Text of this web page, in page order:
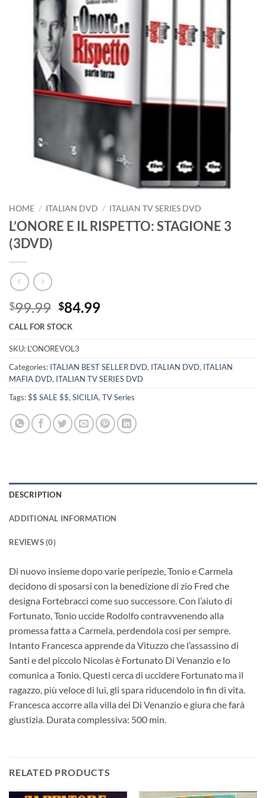
HOME / ITALIAN DVD / ITALIAN TV SERIES DVD
L’ONORE E IL RISPETTO: STAGIONE 3
(3DVD)
$99.99 Original
price
was:
$99.99.
$84.99Current
is:
CALL FOR STOCK
SKU: L'ONOREVOL3
Categories: ITALIAN BEST SELLER DVD, ITALIAN DVD, ITALIAN
MAFIA DVD, ITALIAN TV SERIES DVD
Tags:$$ SALE $$, SICILIA, TV Series
DESCRIPTION
ADDITIONAL INFORMATION
REVIEWS (0)
Di nuovo insieme dopo varie peripezie, Tonio e Carmela
decidono di sposarsi con la benedizione di zio Fred che
designa Fortebracci come suo successore. Con l’aiuto di
Fortunato, Tonio uccide Rodolfo contravvenendo alla
promessa fatta a Carmela, perdendola così per sempre.
Intanto Francesca apprende da Vituzzo che l’assassino di
Santi e del piccolo Nicolas è Fortunato Di Venanzio e lo
comunica a Tonio. Questi cerca di uccidere Fortunato ma il
ragazzo, più veloce di lui, gli spara riducendolo in fin di vita.
Francesca accorre alla villa dei Di Venanzio e giura che farà
giustizia. Durata complessiva: 500 min.
RELATED PRODUCTS